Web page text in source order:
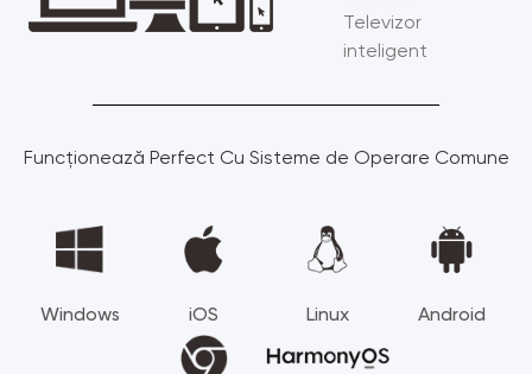
Televizor
inteligent
Funcționează Perfect Cu Sisteme de Operare Comune
Windows iOS Linux Android